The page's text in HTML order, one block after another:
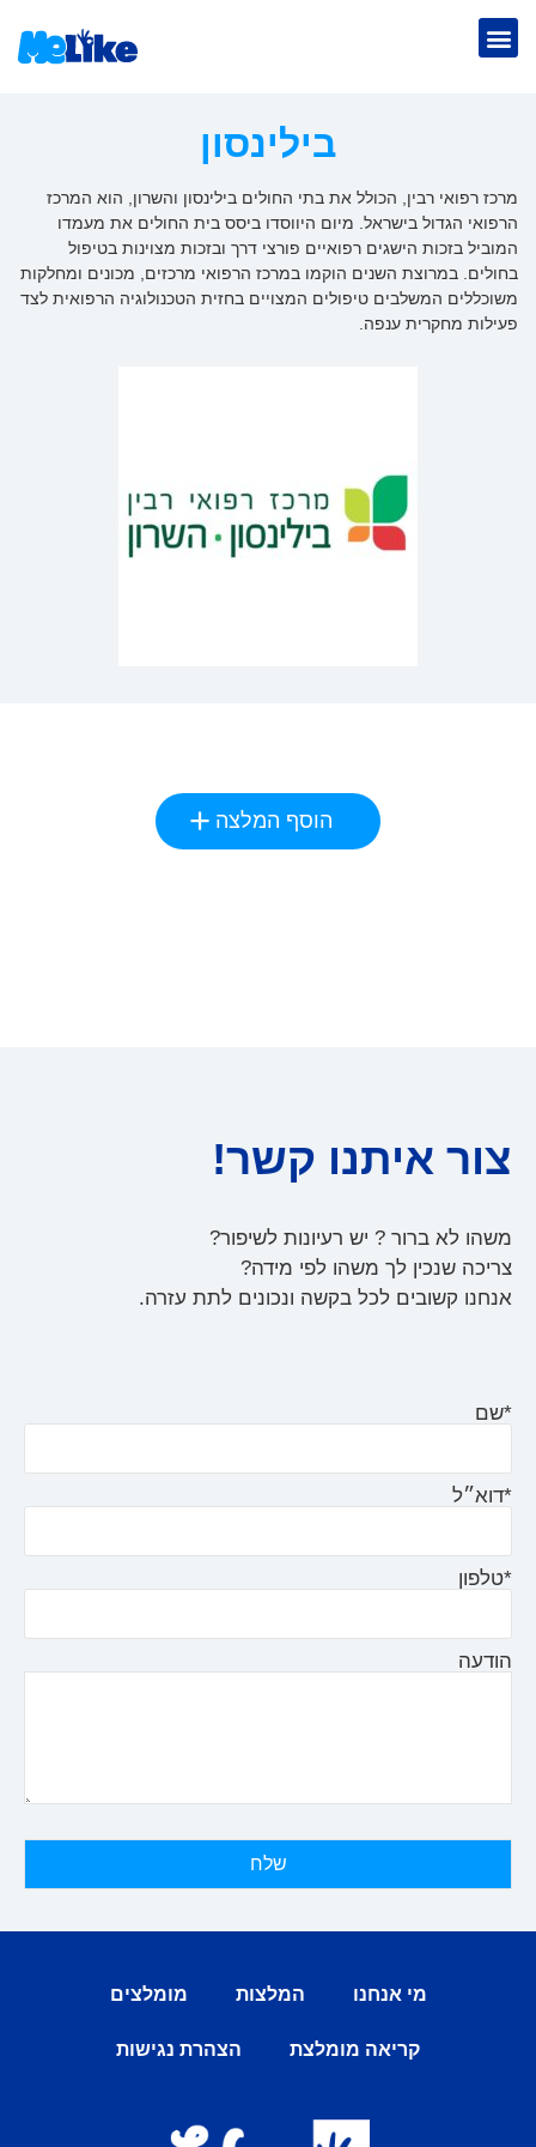
בילינסון
מרכז רפואי רבין, הכולל את בתי החולים בילינסון והשרון, הוא המרכז
הרפואי הגדול בישראל. מיום היווסדו ביסס בית החולים את מעמדו
המוביל בזכות הישגים רפואיים פורצי דרך ובזכות מצוינות בטיפול
בחולים. במרוצת השנים הוקמו במרכז הרפואי מרכזים, מכונים ומחלקות
משוכללים המשלבים טיפולים המצויים בחזית הטכנולוגיה הרפואית לצד
פעילות מחקרית ענפה.
הוסף המלצה
צור איתנו קשר!
משהו לא ברור ? יש רעיונות לשיפור?
צריכה שנכין לך משהו לפי מידה?
אנחנו קשובים לכל בקשה ונכונים לתת עזרה.
*שם
*דוא״ל
*טלפון
הודעה
מי אנחנו המלצות מומלצים
קריאה מומלצת הצהרת נגישות